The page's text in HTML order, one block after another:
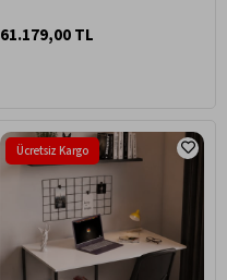
61.179,00 TL
Ücretsiz Kargo